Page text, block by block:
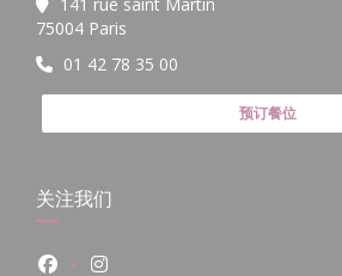
75004 Paris
01 42 78 35 00
预订餐位
关注我们